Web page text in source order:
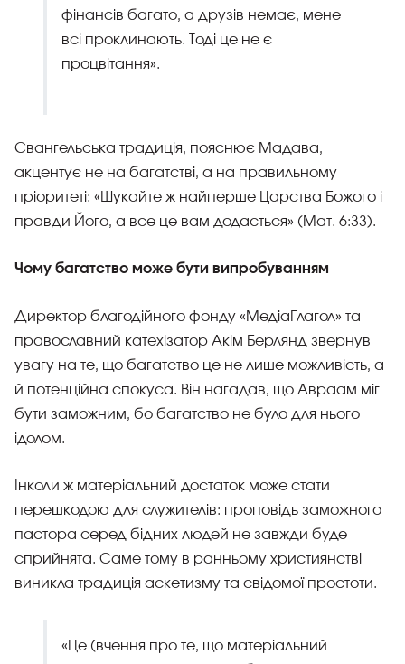
фінансів багато, а друзів немає, мене
всі проклинають. Тоді це не є
процвітання».
Євангельська традиція, пояснює Мадава,
акцентує не на багатстві, а на правильному
пріоритеті: «Шукайте ж найперше Царства Божого і
правди Його, а все це вам додасться» (Мат. 6:33).
Чому багатство може бути випробуванням
Директор благодійного фонду «МедіаГлагол» та
православний катехізатор Акім Берлянд звернув
увагу на те, що багатство це не лише можливість, а
й потенційна спокуса. Він нагадав, що Авраам міг
бути заможним, бо багатство не було для нього
ідолом.
Інколи ж матеріальний достаток може стати
перешкодою для служителів: проповідь заможного
пастора серед бідних людей не завжди буде
сприйнята. Саме тому в ранньому християнстві
виникла традиція аскетизму та свідомої простоти.
«Це (вчення про те, що матеріальний